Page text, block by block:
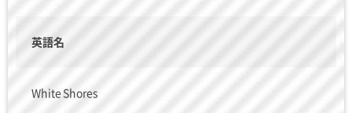
英語名
White Shores